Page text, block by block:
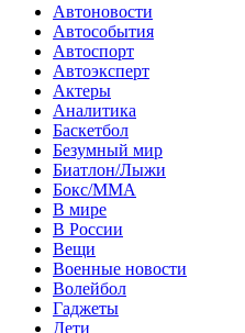
Автоновости
Автособытия
Автоспорт
Автоэксперт
Актеры
Аналитика
Баскетбол
Безумный мир
Биатлон/Лыжи
Бокс/MMA
В мире
В России
Вещи
Военные новости
Волейбол
Гаджеты
Дети